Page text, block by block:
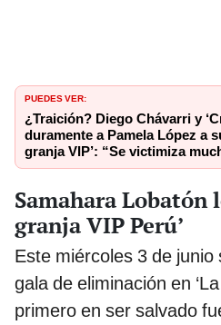
PUEDES VER:
¿Traición? Diego Chávarri y
duramente a Pamela López a
granja VIP’: “Se victimiza
Samahara Lobatón
granja VIP Perú’
Este miércoles 3 de junio
gala de eliminación en
primero en ser salvado